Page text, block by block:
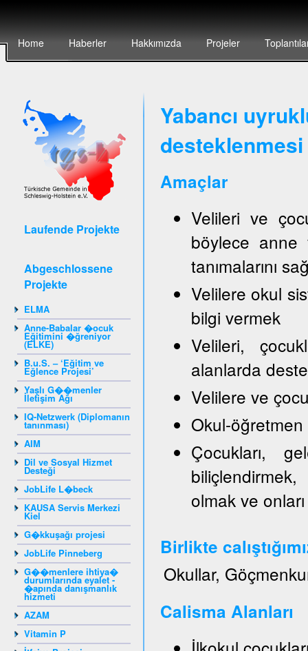
Home Haberler Hakkımızda Projeler
Laufende Projekte
Abgeschlossene
Projekte
ELMA
Anne-Babalar �ocuk
Eğitimini �ğreniyor
(ELKE)
B.u.S. – ‘Eğitim ve
Eğlence Projesi’
Yaşlı G��menler
İletişim Ağı
IQ-Netzwerk (Diplomanın
tanınması)
AIM
Dil ve Sosyal Hizmet
Desteği
JobLife L�beck
KAUSA Servis Merkezi
Kiel
G�kkuşağı projesi
JobLife Pinneberg
G��menlere ihtiya�
durumlarında eyalet -
�apında danışmanlık
hizmeti
AZAM
Vitamin P
Yabancı
Amaçlar
Velileri ve
böylece anne
tanımalarını
Velilere okul
bilgi vermek
Velileri,
alanlarda
Velilere ve
Okul-
Çocukları,
olmak ve
Birlikte
Okullar,
Calisma Alanları